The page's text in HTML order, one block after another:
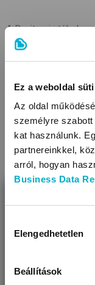
Ez a weboldal
Az oldal
személyre
kat használunk.
partnereinkkel,
arról, hogyan
Business Data
kiválasztása
Elengedhetetlen
Beállítások
A D-vitamin
Rossz étvágy
Hányás
Hányinger
Gyengeség
Ha feltűnően
Szomjúság
Bőrviszketés
Mielőtt a
megfelelően
Úgy